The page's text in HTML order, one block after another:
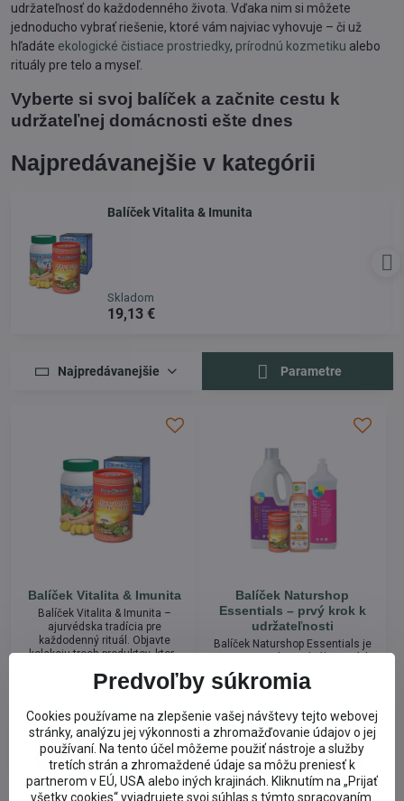
udržateľnosť do každodenného života. Vďaka nim si môžete
jednoducho vybrať riešenie, ktoré vám najviac vyhovuje – či už
hľadáte ekologické čistiace prostriedky, prírodnú kozmetiku alebo
rituály pre telo a myseľ.
Vyberte si svoj balíček a začnite cestu k
udržateľnej domácnosti ešte dnes
Najpredávanejšie v kategórii
Balíček Vitalita & Imunita
Skladom
19,13 €
Najpredávanejšie Parametre
Balíček Vitalita & Imunita
Balíček Vitalita & Imunita –
ajurvédska tradícia pre
každodenný rituál. Objavte
kolekciu troch produktov, ktoré
ingrediencie rastlín a bylín.
19,13 €
Do košíka
Balíček Naturshop
Essentials – prvý krok k
udržateľnosti
Balíček Naturshop Essentials je
mixom našich najobľúbenejších
produktov. Spája ekologické
čistiace prostriedky, prírodnú
a myseľ v podobe horúceho
ajurvédskeho nápoja.
28,58 €
Do košíka
Predvoľby súkromia
Cookies používame na zlepšenie vašej návštevy tejto webovej
stránky, analýzu jej výkonnosti a zhromažďovanie údajov o jej
používaní. Na tento účel môžeme použiť nástroje a služby
tretích strán a zhromaždené údaje sa môžu preniesť k
partnerom v EÚ, USA alebo iných krajinách. Kliknutím na „Prijať
všetky cookies“ vyjadrujete svoj súhlas s týmto spracovaním.